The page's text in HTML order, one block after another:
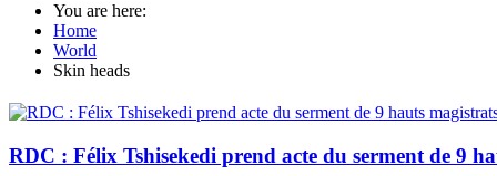
You are here:
Home
World
Skin heads
RDC : Félix Tshisekedi prend acte du serment de 9